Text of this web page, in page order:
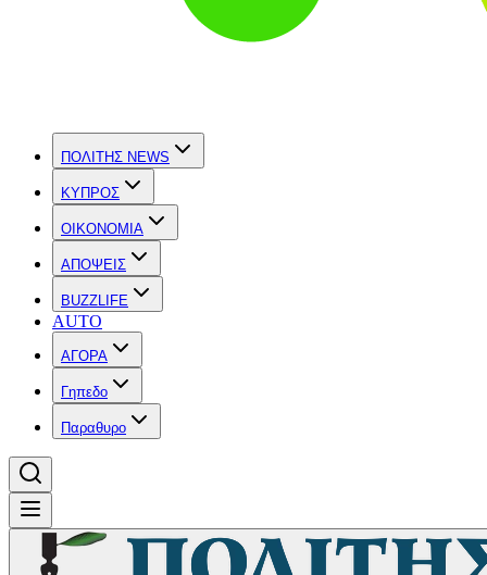
ΠΟΛΙΤΗΣ NEWS
ΚΥΠΡΟΣ
OIKONOMIA
ΑΠΟΨΕΙΣ
BUZZLIFE
AUTO
ΑΓΟΡΑ
Γηπεδο
Παραθυρο